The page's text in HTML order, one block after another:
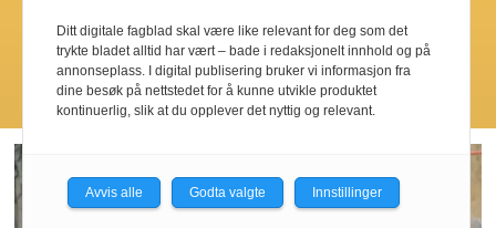
Les flere
Ditt digitale fagblad skal være like relevant for deg som det
trykte bladet alltid har vært – bade i redaksjonelt innhold og på
annonseplass. I digital publisering bruker vi informasjon fra
dine besøk på nettstedet for å kunne utvikle produktet
kontinuerlig, slik at du opplever det nyttig og relevant.
Avvis alle Godta valgte Innstillinger